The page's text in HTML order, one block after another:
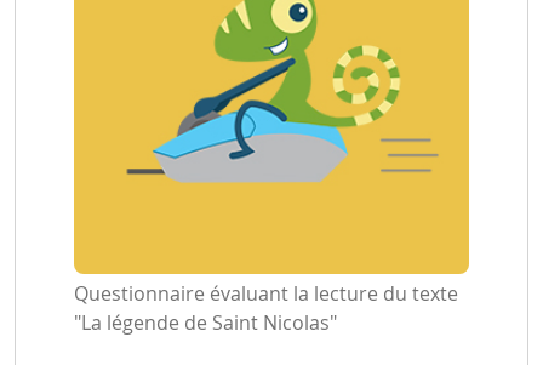
Questionnaire évaluant la lecture du texte
"La légende de Saint Nicolas"